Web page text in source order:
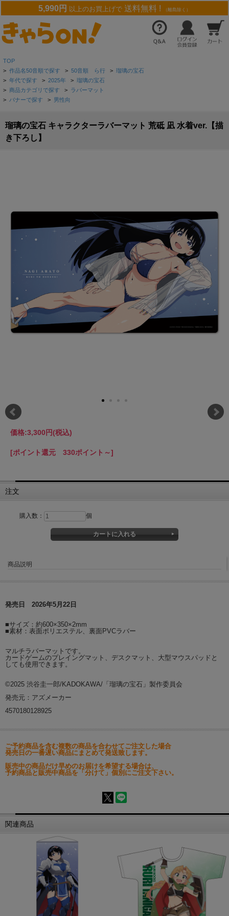
5,990円 以上のお買上げで 送料無料 ! （離島除く）
TOP
> 作品名50音順で探す > 50音順 ら行 > 瑠璃の宝石
> 年代で探す > 2025年 > 瑠璃の宝石
> 商品カテゴリで探す > ラバーマット
> バナーで探す > 男性向
瑠璃の宝石 キャラクターラバーマット 荒砥 凪 水着ver.【描
き下ろし】
価格:3,300円(税込)
[ポイント還元 330ポイント～]
注文
購入数： 個
商品説明
発売日 2026年5月22日
■サイズ：約600×350×2mm
■素材：表面ポリエステル、裏面PVCラバー
マルチラバーマットです。
カードゲームのプレイングマット、デスクマット、大型マウスパッドと
しても使用できます。
©2025 渋谷圭一郎/KADOKAWA/「瑠璃の宝石」製作委員会
発売元：アズメーカー
4570180128925
ご予約商品を含む複数の商品を合わせてご注文した場合
発売日の一番遅い商品にまとめて発送致します。
販売中の商品だけ早めのお届けを希望する場合は、
予約商品と販売中商品を「分けて」個別にご注文下さい。
関連商品